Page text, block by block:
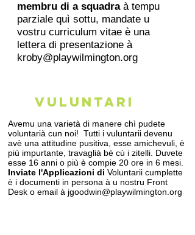
membru di a squadraà tempu
parziale quì sottu, mandate u
vostru curriculum vitae è una
lettera di presentazione à
kroby@playwilmington.org
VULUNTARI
Avemu una varietà di manere chì pudete
voluntarià cun noi! Tutti i vuluntarii devenu
avè una attitudine pusitiva, esse amichevuli, è
più impurtante, travaglià bè cù i zitelli. Duvete
esse 16 anni o più è compie 20 ore in 6 mesi.
Inviate l'Applicazioni di Voluntarii cumplette
è i documenti in persona à u nostru Front
Desk o email à jgoodwin@playwilmington.org